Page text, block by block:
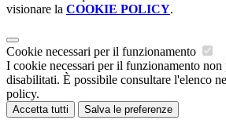
visionare la COOKIE POLICY.
Cookie necessari per il funzionamento
I cookie necessari per il funzionamento non
disabilitati. È possibile consultare l'elenco
policy.
Accetta tutti Salva le preferenze